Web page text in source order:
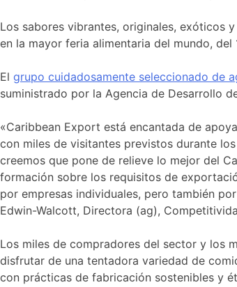
Los sabores vibrantes, originales, exóticos
en la mayor feria alimentaria del mundo, del
El grupo cuidadosamente seleccionado de
suministrado por la Agencia de Desarrollo
«Caribbean Export está encantada de
con miles de visitantes previstos durante
creemos que pone de relieve lo mejor del
formación sobre los requisitos de
por empresas individuales, pero también
Edwin-Walcott, Directora (ag),
Los miles de compradores del sector y los
disfrutar de una tentadora variedad de
con prácticas de fabricación sostenibles y